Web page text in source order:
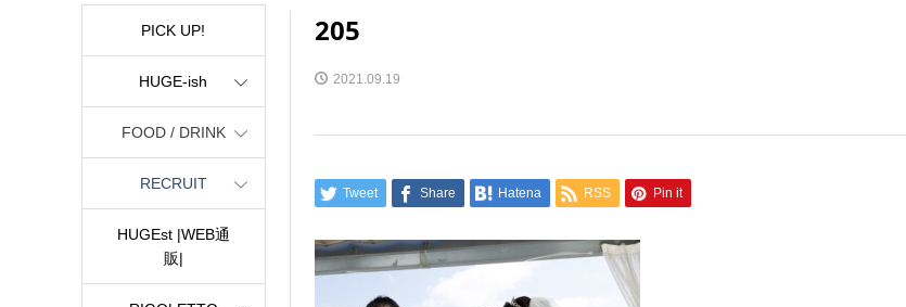
205
2021.09.19
Tweet Share Hatena RSS Pin it
PICK UP!
HUGE-ish
FOOD / DRINK
RECRUIT
HUGEst |WEB通
販|